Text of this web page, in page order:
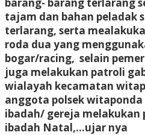
tajam dan bahan peladak
terlarang, serta
roda dua yang
bogar/racing, selain
juga melakukan patroli
wialayah kecamatan
anggota polsek
ibadah/ gereja melakukan
ibadah Natal,…ujar nya